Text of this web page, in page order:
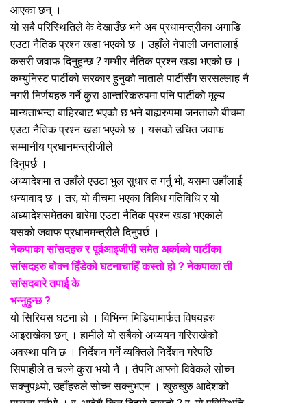
आएका छन् ।
यो सबै परिस्थितिले के देखाउँछ भने अब प्रधामन्त्रीका अगाडि
एउटा नैतिक प्रश्न खडा भएको छ । उहाँले नेपाली जनतालाई
कसरी जवाफ दिनुहुन्छ ? गम्भीर नैतिक प्रश्न खडा भएको छ ।
कम्युनिस्ट पार्टीको सरकार हुनुको नाताले पार्टीसँग सरसल्लाह नै
नगरी निर्णयहरु गर्ने कुरा आन्तरिकरुपमा पनि पार्टीको मूल्य
मान्यताभन्दा बाहिरबाट भएको छ भने बाह्यरुपमा जनताको बीचमा
एउटा नैतिक प्रश्न खडा भएको छ । यसको उचित जवाफ
सम्मानीय प्रधानमन्त्रीजीले
दिनुपर्छ ।
अध्यादेशमा त उहाँले एउटा भुल सुधार त गर्नु भो, यसमा उहाँलाई
धन्यावाद छ । तर, यो वीचमा भएका विविध गतिविधि र यो
अध्यादेशसमेतका बारेमा एउटा नैतिक प्रश्न खडा भएकाले
यसको जवाफ प्रधानमन्त्रीले दिनुपर्छ ।
नेकपाका सांसदहरु र पूर्वआइजीपी समेत अर्काको पार्टीका
सांसदहरु बोक्न हिँडेको घटनाचाहिँ कस्तो हो ? नेकपाका ती
सांसदबारे तपाई के
भन्नुहुन्छ ?
यो सिरियस घटना हो । विभिन्न मिडियामार्फत विषयहरु
आइराखेका छन् । हामीले यो सबैको अध्ययन गरिराखेको
अवस्था पनि छ । निर्देशन गर्ने व्यक्तिले निर्देशन गरेपछि
सिपाहीले त चल्ने कुरा भयो नै । तैपनि आफ्नो विवेकले सोच्न
सक्नुपथ्र्यो, उहाँहरुले सोच्न सक्नुभएन । खुरुखुरु आदेशको